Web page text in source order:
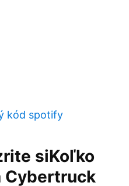
kód spotify
siKoľko
Cybertruck